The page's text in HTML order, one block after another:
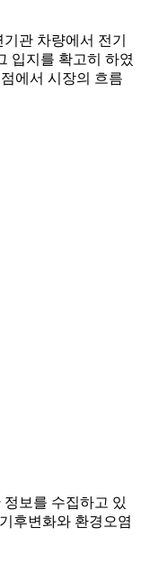
관 차량에서 전기
입지를 확고히 하였
에서 시장의 흐름
보를 수집하고 있
후변화와 환경오염